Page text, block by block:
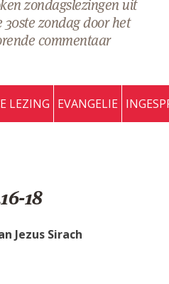
zondagslezingen uit
zondag door het
commentaar
LEZING EVANGELIE
18
Jezus Sirach